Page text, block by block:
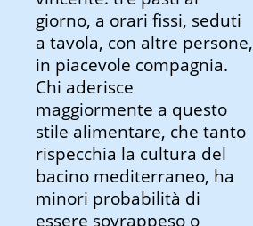
giorno, a orari fissi, seduti
a tavola, con altre persone,
in piacevole compagnia.
Chi aderisce
maggiormente a questo
stile alimentare, che tanto
rispecchia la cultura del
bacino mediterraneo, ha
minori probabilità di
essere sovrappeso o